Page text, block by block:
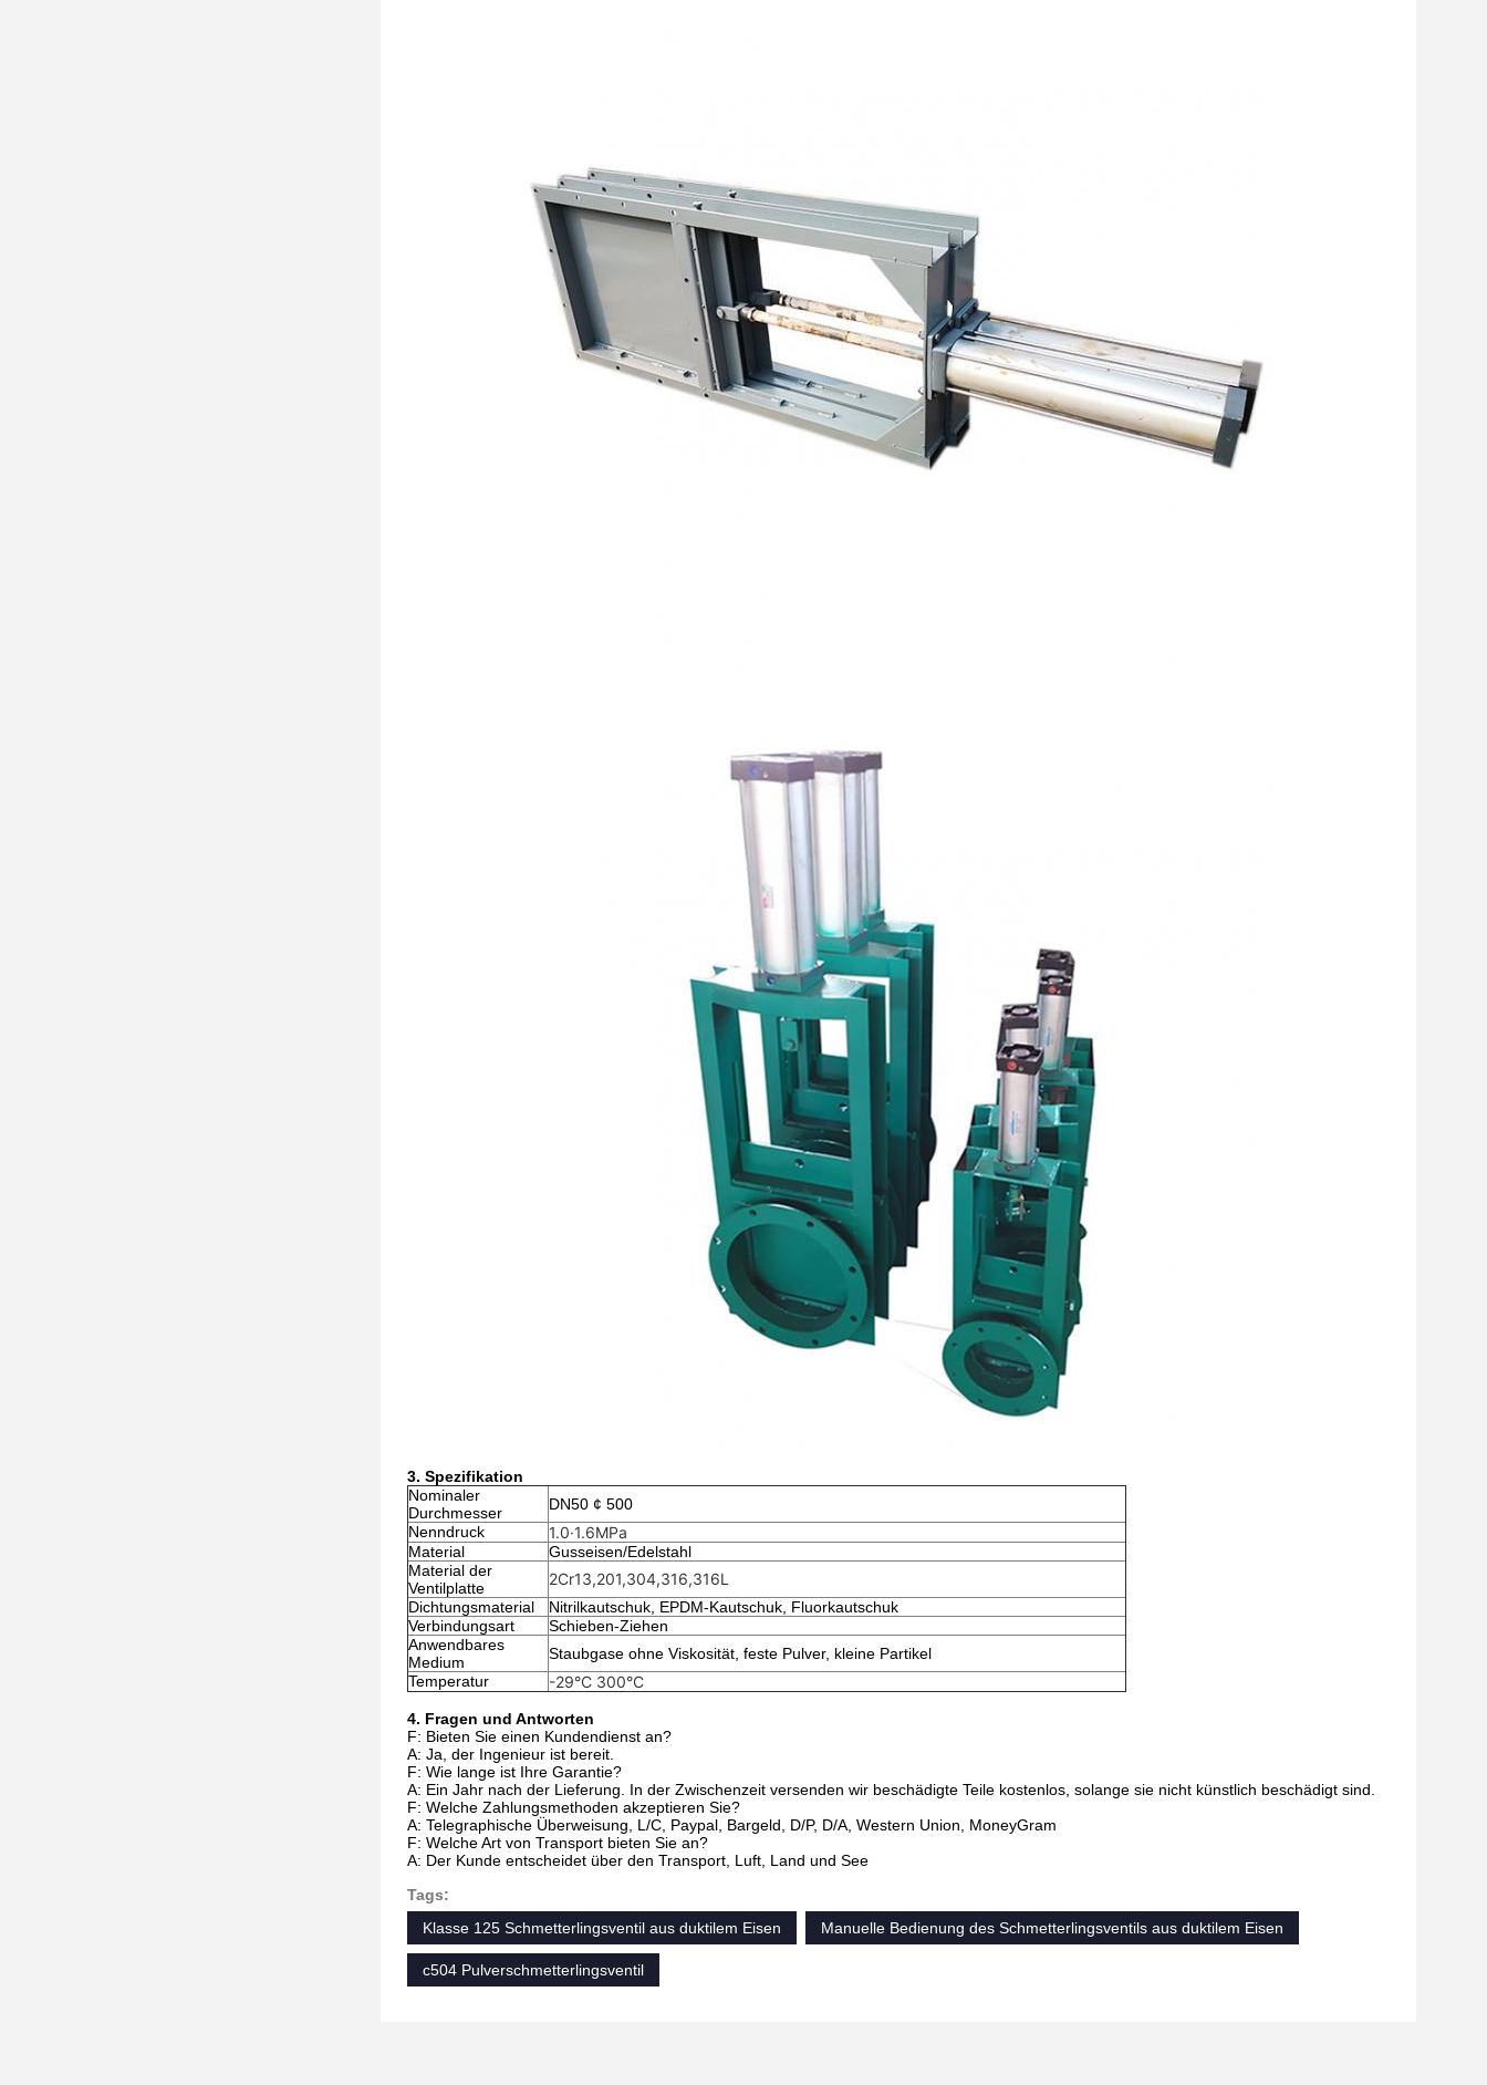
3. Spezifikation
Nominaler
Durchmesser
DN50 ¢ 500
Nenndruck
1.0·1.6MPa
Material
Gusseisen/Edelstahl
Material der
Ventilplatte
2Cr13,201,304,316,316L
Dichtungsmaterial
Nitrilkautschuk, EPDM-Kautschuk, Fluorkautschuk
Verbindungsart
Schieben-Ziehen
Anwendbares
Medium
Staubgase ohne Viskosität, feste Pulver, kleine Partikel
Temperatur
-29°C 300°C
4. Fragen und Antworten
F: Bieten Sie einen Kundendienst an?
A: Ja, der Ingenieur ist bereit.
F: Wie lange ist Ihre Garantie?
A: Ein Jahr nach der Lieferung. In der Zwischenzeit versenden wir beschädigte Teile kostenlos, solange sie nicht künstlich beschädigt sind.
F: Welche Zahlungsmethoden akzeptieren Sie?
A: Telegraphische Überweisung, L/C, Paypal, Bargeld, D/P, D/A, Western Union, MoneyGram
F: Welche Art von Transport bieten Sie an?
A: Der Kunde entscheidet über den Transport, Luft, Land und See
Tags:
Klasse 125 Schmetterlingsventil aus duktilem Eisen
Manuelle Bedienung des Schmetterlingsventils aus duktilem Eisen
c504 Pulverschmetterlingsventil